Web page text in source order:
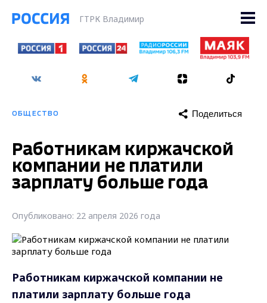
ГТРК Владимир
ОБЩЕСТВО Поделиться
Работникам киржачской
компании не платили
зарплату больше года
Опубликовано: 22 апреля 2026 года
Работникам киржачской компании не
платили зарплату больше года